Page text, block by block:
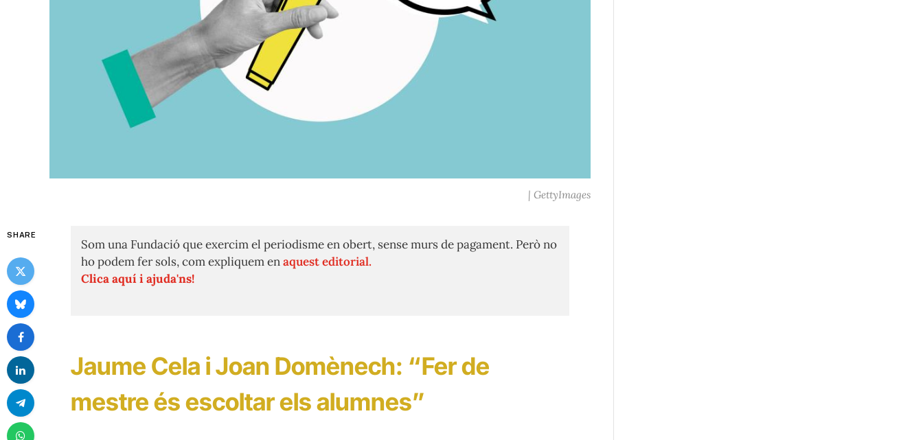
| GettyImages
SHARE
Som una Fundació que exercim el periodisme en obert, sense murs de pagament. Però no
ho podem fer sols, com expliquem enaquest editorial.
Clica aquí i ajuda'ns!
Jaume Cela i Joan Domènech: “Fer de
mestre és escoltar els alumnes”